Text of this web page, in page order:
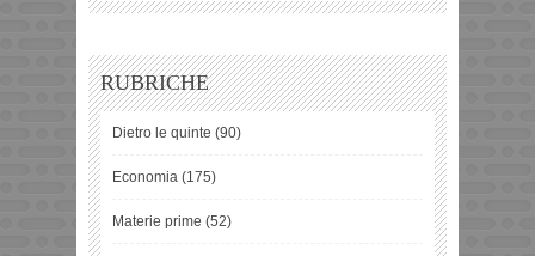
RUBRICHE
Dietro le quinte (90)
Economia (175)
Materie prime (52)